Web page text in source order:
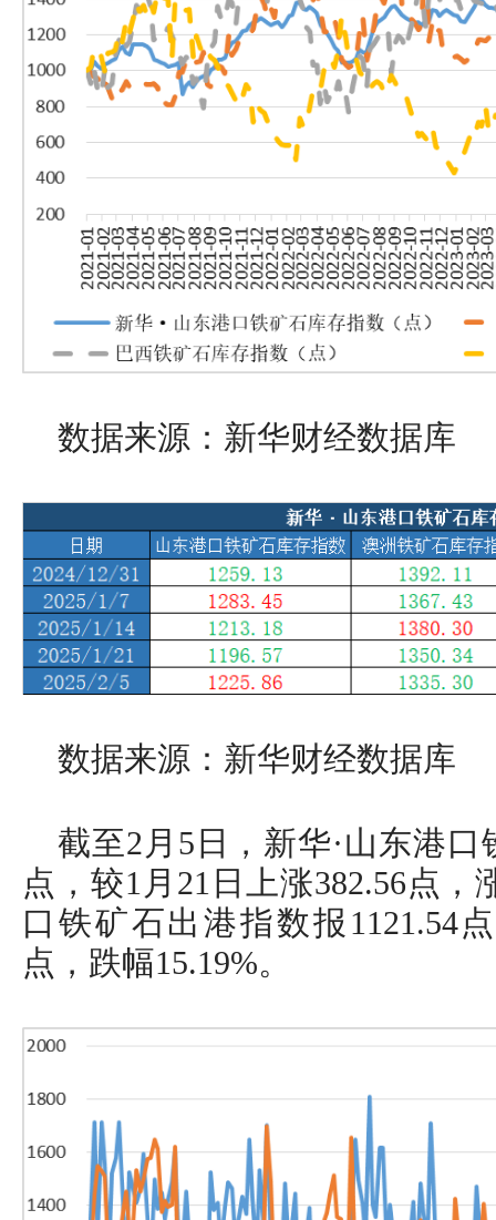
数据来源：新华财经数据库
数据来源：新华财经数据库
截至2月5日，新华·山东港口
点，较1月21日上涨382.56点，
口铁矿石出港指数报1121.54
点，跌幅15.19%。